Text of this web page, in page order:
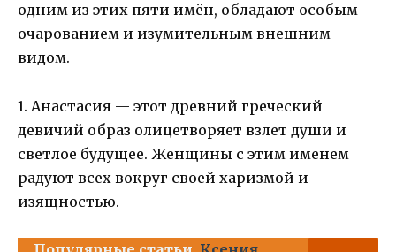
одним из этих пяти имён, обладают особым
очарованием и изумительным внешним
видом.
1. Анастасия — этот древний греческий
девичий образ олицетворяет взлет души и
светлое будущее. Женщины с этим именем
радуют всех вокруг своей харизмой и
изящностью.